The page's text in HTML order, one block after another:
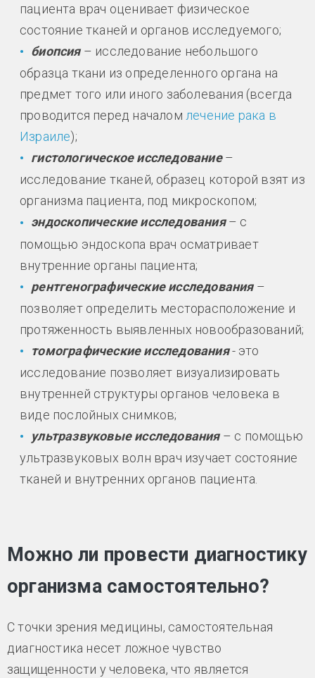
пациента врач оценивает физическое
состояние тканей и органов исследуемого;
биопсия– исследование небольшого
образца ткани из определенного органа на
предмет того или иного заболевания (всегда
проводится перед началом лечение рака в
Израиле);
гистологическое исследование–
исследование тканей, образец которой взят из
организма пациента, под микроскопом;
эндоскопические исследования– с
помощью эндоскопа врач осматривает
внутренние органы пациента;
рентгенографические исследования–
позволяет определить месторасположение и
протяженность выявленных новообразований;
томографические исследования- это
исследование позволяет визуализировать
внутренней структуры органов человека в
виде послойных снимков;
ультразвуковые исследования– с помощью
ультразвуковых волн врач изучает состояние
тканей и внутренних органов пациента.
Можно ли провести диагностику
организма самостоятельно?
С точки зрения медицины, самостоятельная
диагностика несет ложное чувство
защищенности у человека, что является